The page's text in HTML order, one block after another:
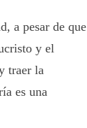
a pesar de que
y el
traer la
es una